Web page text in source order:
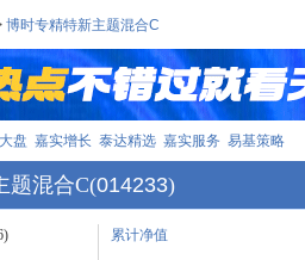
博时专精特新主题混合C
盘 嘉实增长 泰达精选 嘉实服务 易基策略
题混合C(014233)
累计净值